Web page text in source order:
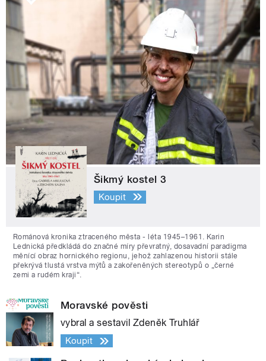
Šikmý kostel 3
Koupit
Románová kronika ztraceného města - léta 1945–1961. Karin
Lednická předkládá do značné míry převratný, dosavadní paradigma
měnící obraz hornického regionu, jehož zahlazenou historii stále
překrývá tlustá vrstva mýtů a zakořeněných stereotypů o „černé
zemi a rudém kraji“.
Moravské pověsti
vybral a sestavil Zdeněk Truhlář
Koupit